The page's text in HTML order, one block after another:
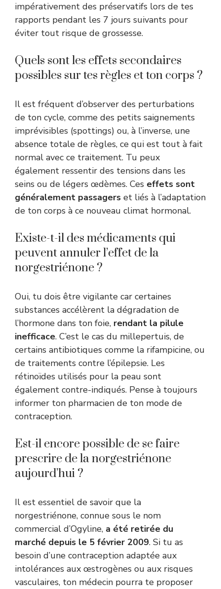
impérativement des préservatifs lors de tes
rapports pendant les 7 jours suivants pour
éviter tout risque de grossesse.
Quels sont les effets secondaires
possibles sur tes règles et ton corps ?
Il est fréquent d’observer des perturbations
de ton cycle, comme des petits saignements
imprévisibles (spottings) ou, à l’inverse, une
absence totale de règles, ce qui est tout à fait
normal avec ce traitement. Tu peux
également ressentir des tensions dans les
seins ou de légers œdèmes. Ces effets sont
généralement passagers et liés à l’adaptation
de ton corps à ce nouveau climat hormonal.
Existe-t-il des médicaments qui
peuvent annuler l’effet de la
norgestriénone ?
Oui, tu dois être vigilante car certaines
substances accélèrent la dégradation de
l’hormone dans ton foie, rendant la pilule
inefficace. C’est le cas du millepertuis, de
certains antibiotiques comme la rifampicine, ou
de traitements contre l’épilepsie. Les
rétinoïdes utilisés pour la peau sont
également contre-indiqués. Pense à toujours
informer ton pharmacien de ton mode de
contraception.
Est-il encore possible de se faire
prescrire de la norgestriénone
aujourd’hui ?
Il est essentiel de savoir que la
norgestriénone, connue sous le nom
commercial d’Ogyline, a été retirée du
marché depuis le 5 février 2009. Si tu as
besoin d’une contraception adaptée aux
intolérances aux œstrogènes ou aux risques
vasculaires, ton médecin pourra te proposer